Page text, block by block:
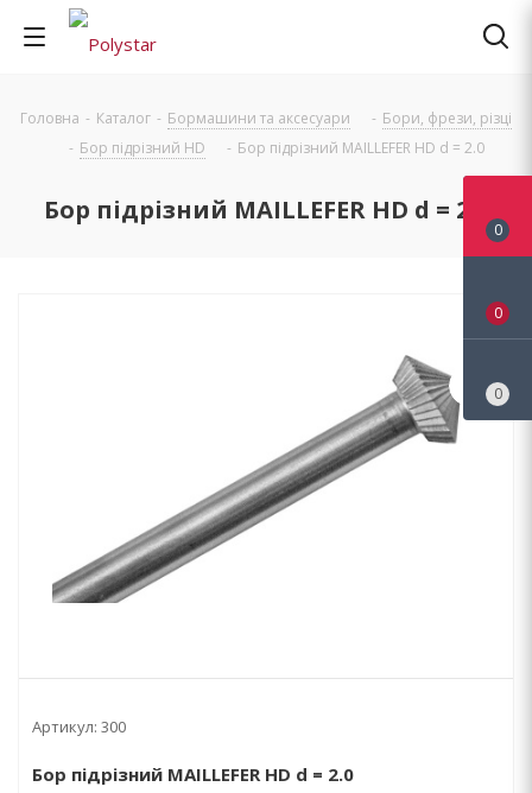
Головна - Каталог - Бормашини та аксесуари - Бори, фрези, різці
- Бор підрізний HD - Бор підрізний MAILLEFER HD d = 2.0
Бор підрізний MAILLEFER HD d = 2.0
Артикул: 300
Бор підрізний MAILLEFER HD d = 2.0
0
0
0